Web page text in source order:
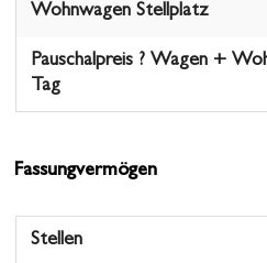
Wohnwagen Stellplatz
Pauschalpreis ? Wagen +
Tag
Pauschalpreis ? Kind pro Tag
Pauschalpreis ? Tier pro Tag
Fassungvermögen
Stellen